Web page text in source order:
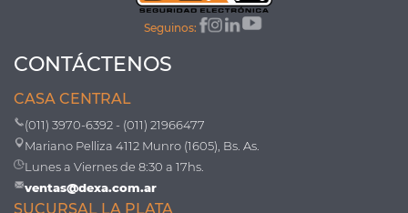
Seguinos:
CONTÁCTENOS
CASA CENTRAL
(011) 3970-6392 - (011) 21966477
Mariano Pelliza 4112 Munro (1605), Bs. As.
Lunes a Viernes de 8:30 a 17hs.
ventas@dexa.com.ar
SUCURSAL LA PLATA